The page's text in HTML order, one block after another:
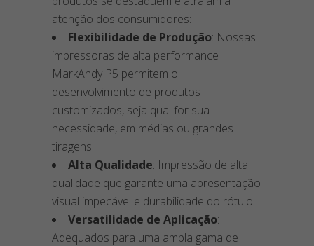
atenção dos consumidores:
Flexibilidade de Produção: Nossas
impressoras de alta performance
MarkAndy P5 permitem o
desenvolvimento de produtos
customizados, seja qual for sua
necessidade, em médias ou grandes
tiragens.
Alta Qualidade: Impressão de alta
qualidade que garante uma apresentação
visual impecável e durabilidade do rótulo.
Versatilidade de Aplicação:
Adequados para uma ampla gama de